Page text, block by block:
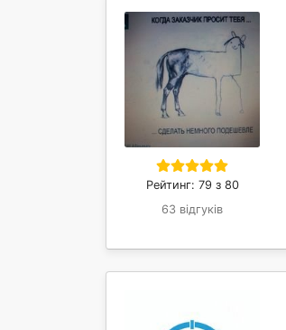
Рейтинг: 79 з 80
63 відгуків